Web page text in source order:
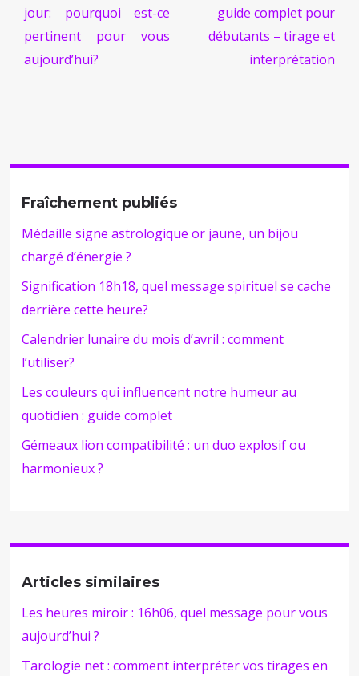
jour: pourquoi est-ce
pertinent pour vous
aujourd’hui?
guide complet pour
débutants – tirage et
interprétation
Fraîchement publiés
Médaille signe astrologique or jaune, un bijou
chargé d’énergie ?
Signification 18h18, quel message spirituel se cache
derrière cette heure?
Calendrier lunaire du mois d’avril : comment
l’utiliser?
Les couleurs qui influencent notre humeur au
quotidien : guide complet
Gémeaux lion compatibilité : un duo explosif ou
harmonieux ?
Articles similaires
Les heures miroir : 16h06, quel message pour vous
aujourd’hui ?
Tarologie net : comment interpréter vos tirages en